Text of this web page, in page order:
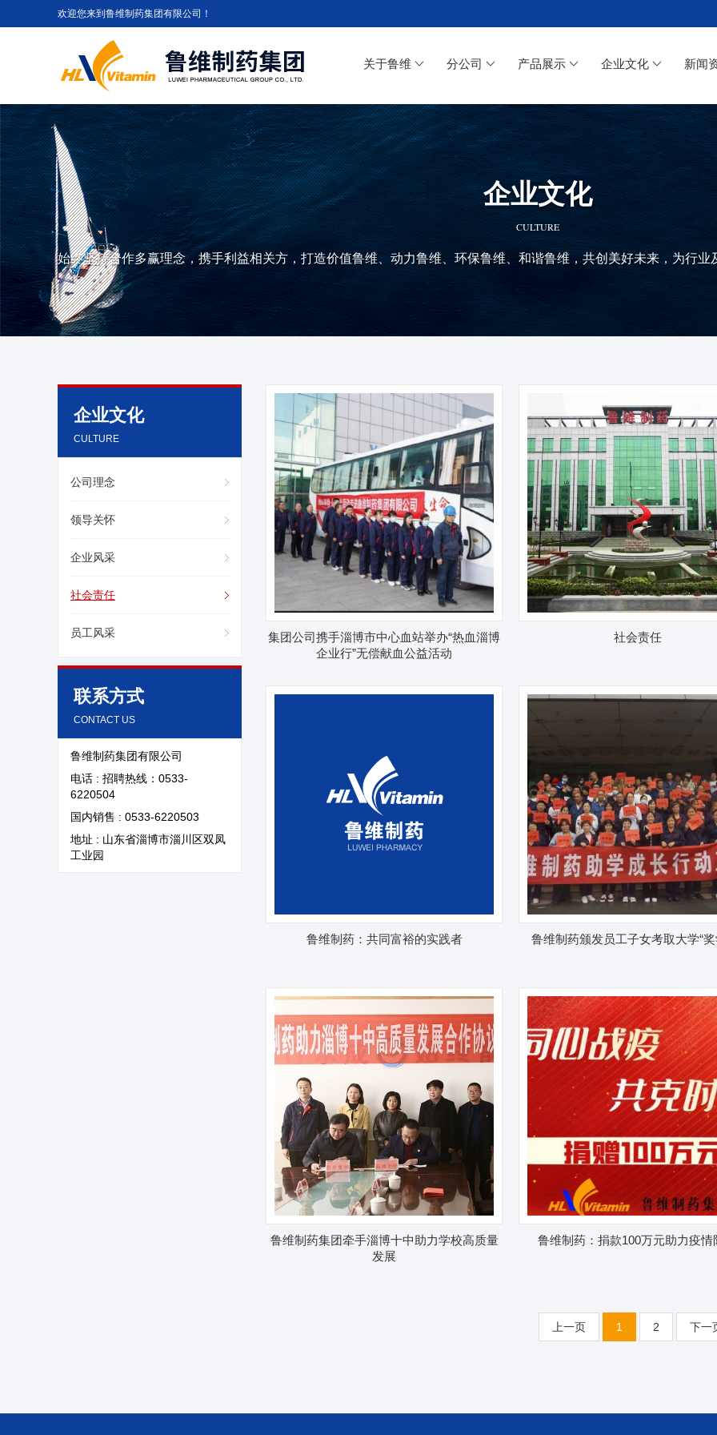
欢迎您来到鲁维制药集团有限公司！
关于鲁维 分公司 产品展示 企业文化 新闻
企业文化
CULTURE
始终坚持合作多赢理念，携手利益相关方，打造价值鲁维、动力鲁维、环保鲁维、和谐鲁维，共创美好未来，为行
企业文化
CULTURE
公司理念
领导关怀
企业风采
社会责任
员工风采
联系方式
CONTACT US
鲁维制药集团有限公司
电话 : 招聘热线：0533-
6220504
国内销售 : 0533-6220503
地址 : 山东省淄博市淄川区双凤
工业园
集团公司携手淄博市中心血站举办“热血淄博
企业行”无偿献血公益活动
社会责任
鲁维制药：共同富裕的实践者 鲁维制药颁发员工子女考取大学“奖
鲁维制药集团牵手淄博十中助力学校高质量
发展
鲁维制药：捐款100万元助力疫情
上一页 1 2 下一
关于鲁维